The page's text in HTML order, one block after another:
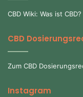
CBD Wiki: Was ist CBD?
CBD
Zum CBD
Instagram